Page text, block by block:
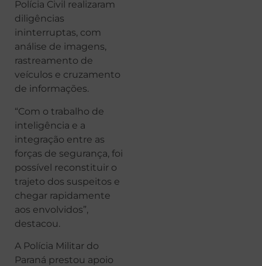
Polícia Civil realizaram
diligências
ininterruptas, com
análise de imagens,
rastreamento de
veículos e cruzamento
de informações.
“Com o trabalho de
inteligência e a
integração entre as
forças de segurança, foi
possível reconstituir o
trajeto dos suspeitos e
chegar rapidamente
aos envolvidos”,
destacou.
A Polícia Militar do
Paraná prestou apoio